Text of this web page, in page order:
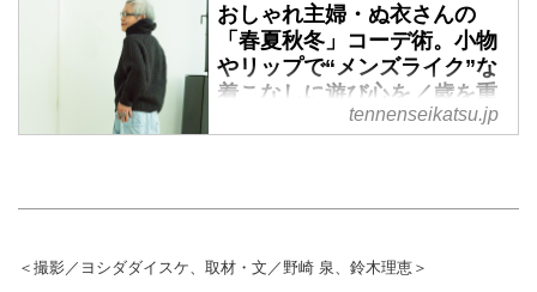
おしゃれは心のビタミン！ 別冊
天然生活『歳を重ねて楽しむ暮ら
しvol.3』より、主婦・ぬ衣さんの
クローゼットを紹介します。今回
は、少ないアイテムを工夫し、ア
ローゼット計画を伺いました。
む暮らしvol.3』掲載）
おしゃれ主婦・ぬ衣さんの
「春夏秋冬」コーデ術。小物
やリップで“メンズライク”な
着こなしに遊び心を／歳を重
ねて楽しむ暮らし - 天然生活
天然生活『歳を重ねて楽しむ暮ら
クローゼットを紹介します。今回
tennenseikatsu.jp
＜撮影／ヨシダダイスケ、取材・文／野崎 泉、鈴木理恵＞